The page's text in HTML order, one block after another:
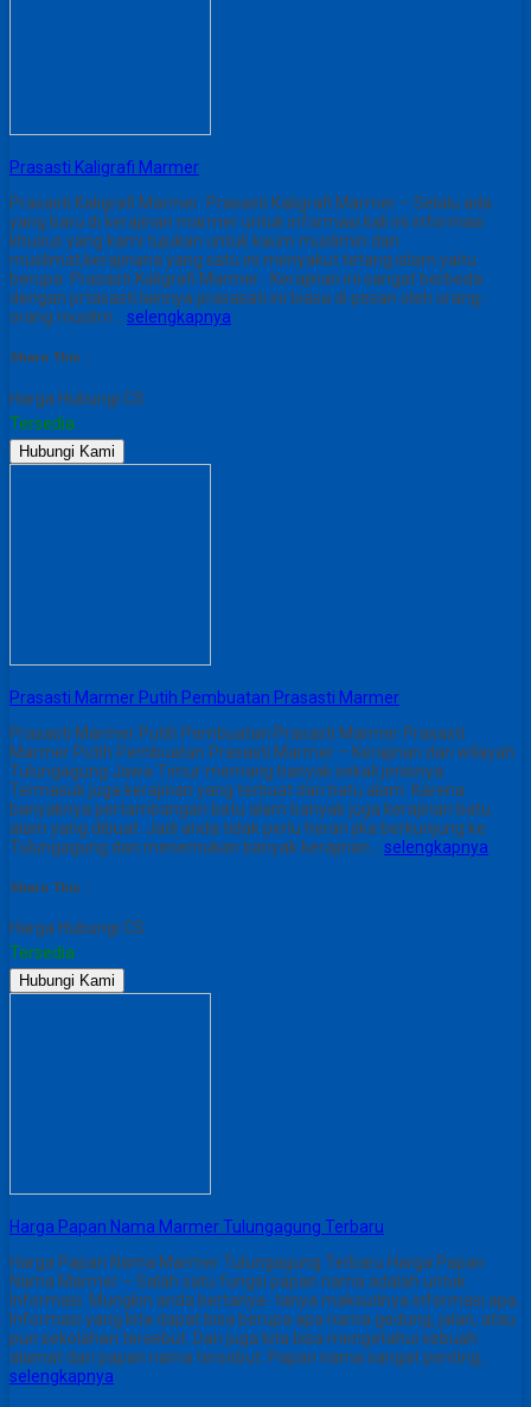
Prasasti Kaligrafi Marmer
Prasasti Kaligrafi Marmer Prasasti Kaligrafi Marmer – Selalu ada
yang baru di kerajinan marmer untuk informasi kali ini informasi
khusus yang kami tujukan untuk kaum muslimin dan
muslimat,kerajinana yang satu ini menyakut tetang islam yaitu
berupa Prasasti Kaligrafi Marmer . Kerajinan ini sangat berbeda
dengan prtasasti lainnya prasasati ini biasa di pesan oleh orang-
orang muslim… selengkapnya
Share This :
Harga Hubungi CS
Tersedia
Hubungi Kami
Prasasti Marmer Putih Pembuatan Prasasti Marmer
Prasasti Marmer Putih Pembuatan Prasasti Marmer Prasasti
Marmer Putih Pembuatan Prasasti Marmer – Kerajinan dari wilayah
Tulungagung Jawa Timur memang banyak sekali jenisnya.
Termasuk juga kerajinan yang terbuat dari batu alam. Karena
banyaknya pertambangan batu alam banyak juga kerajinan batu
alam yang dibuat. Jadi anda tidak perlu heran jika berkunjung ke
Tulungagung dan menemukan banyak kerajinan… selengkapnya
Share This :
Harga Hubungi CS
Tersedia
Hubungi Kami
Harga Papan Nama Marmer Tulungagung Terbaru
Harga Papan Nama Marmer Tulungagung Terbaru Harga Papan
Nama Marmer – Salah satu fungsi papan nama adalah untuk
Informasi. Mungkin anda bertanya- tanya maksudnya informasi apa.
Informasi yang kita dapat bisa berupa apa nama gedung, jalan, atau
pun sekolahan tersebut. Dan juga kita bisa mengetahui sebuah
alamat dari papan nama tersebut. Papan nama sangat penting…
selengkapnya